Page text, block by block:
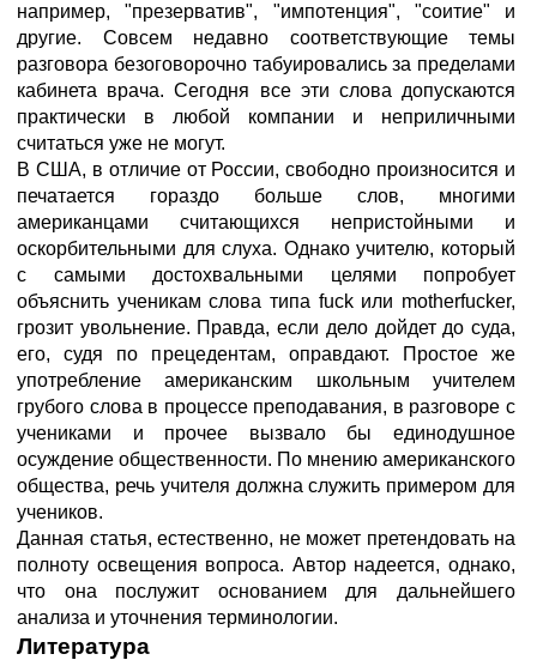
например, "презерватив", "импотенция", "соитие" и
другие. Совсем недавно соответствующие темы
разговора безоговорочно табуировались за пределами
кабинета врача. Сегодня все эти слова допускаются
практически в любой компании и неприличными
считаться уже не могут.
В США, в отличие от России, свободно произносится и
печатается гораздо больше слов, многими
американцами считающихся непристойными и
оскорбительными для слуха. Однако учителю, который
с самыми достохвальными целями попробует
объяснить ученикам слова типа fuck или motherfucker,
грозит увольнение. Правда, если дело дойдет до суда,
его, судя по прецедентам, оправдают. Простое же
употребление американским школьным учителем
грубого слова в процессе преподавания, в разговоре с
учениками и прочее вызвало бы единодушное
осуждение общественности. По мнению американского
общества, речь учителя должна служить примером для
учеников.
Данная статья, естественно, не может претендовать на
полноту освещения вопроса. Автор надеется, однако,
что она послужит основанием для дальнейшего
анализа и уточнения терминологии.
Литература